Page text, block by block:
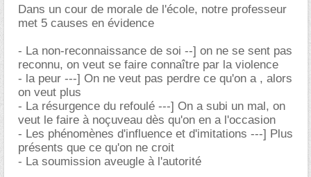
Dans un cour de morale de l'école, notre professeur
met 5 causes en évidence
- La non-reconnaissance de soi --] on ne se sent pas
reconnu, on veut se faire connaître par la violence
- la peur ---] On ne veut pas perdre ce qu'on a , alors
on veut plus
- La résurgence du refoulé ---] On a subi un mal, on
veut le faire à noçuveau dès qu'on en a l'occasion
- Les phénomènes d'influence et d'imitations ---] Plus
présents que ce qu'on ne croit
- La soumission aveugle à l'autorité